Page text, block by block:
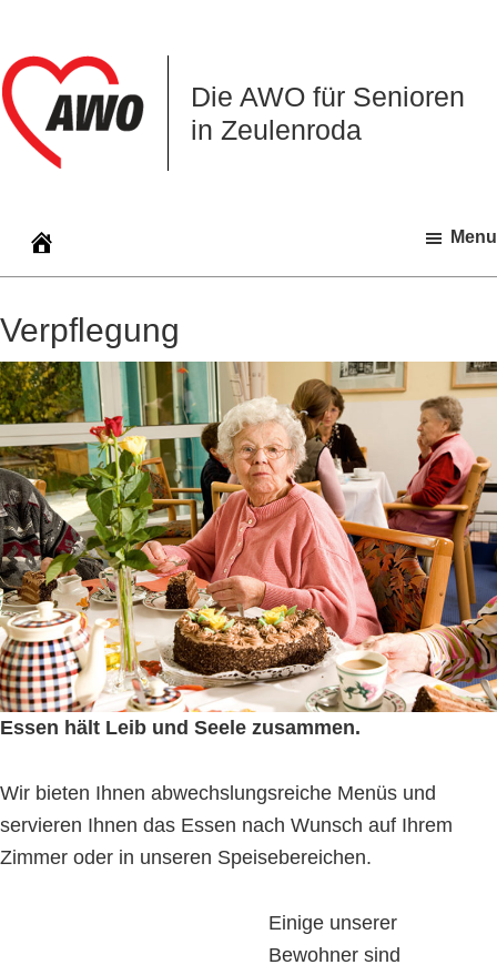
springen
springen
springen
Die AWO für Senioren
in Zeulenroda
Menu
Verpflegung
Essen hält Leib und Seele zusammen.
Wir bieten Ihnen abwechslungsreiche Menüs und
servieren Ihnen das Essen nach Wunsch auf Ihrem
Zimmer oder in unseren Speisebereichen.
Einige unserer
Bewohner sind